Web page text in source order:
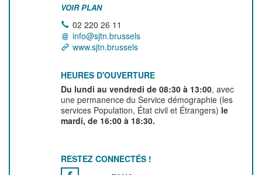
VOIR PLAN
02 220 26 11
info@sjtn.brussels
www.sjtn.brussels
HEURES D'OUVERTURE
Du lundi au vendredi de 08:30 à 13:00, avec
une permanence du Service démographie (les
services Population, État civil et Étrangers) le
mardi, de 16:00 à 18:30.
RESTEZ CONNECTÉS !